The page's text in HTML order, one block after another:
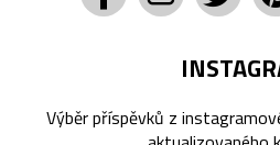
Výběr příspěvků z